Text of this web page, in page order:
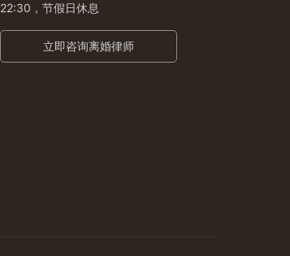
22:30，节假日休息
立即咨询离婚律师